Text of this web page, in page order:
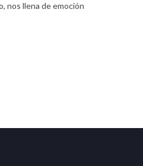
nos llena de emoción